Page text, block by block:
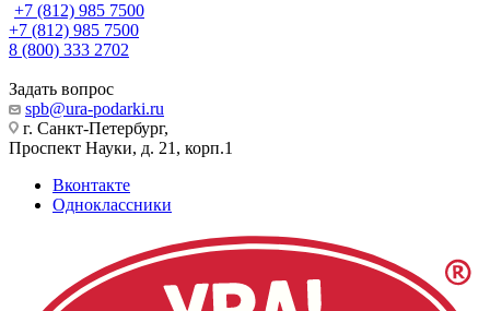
+7 (812) 985 7500
+7 (812) 985 7500
8 (800) 333 2702
Задать вопрос
spb@ura-podarki.ru
г. Санкт-Петербург,
Проспект Науки, д. 21, корп.1
Вконтакте
Одноклассники